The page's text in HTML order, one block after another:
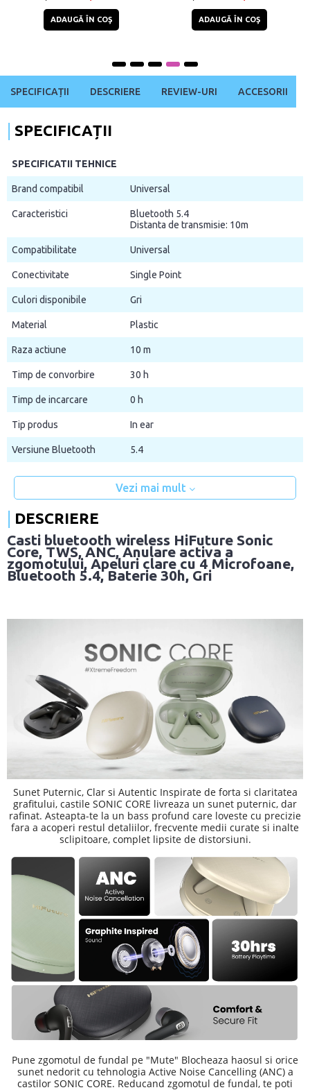
ADAUGĂ ÎN COŞ ADAUGĂ ÎN COŞ
SPECIFICAȚII DESCRIERE REVIEW-URI ACCESORII
SPECIFICAȚII
SPECIFICATII TEHNICE
Brand compatibil Universal
Caracteristici
Bluetooth 5.4
Distanta de transmisie: 10m
Compatibilitate Universal
Conectivitate Single Point
Culori disponibile Gri
Material Plastic
Raza actiune 10 m
Timp de convorbire 30 h
Timp de incarcare 0 h
Tip produs In ear
Versiune Bluetooth 5.4
Vezi mai mult
DESCRIERE
Casti bluetooth wireless HiFuture Sonic
Core, TWS, ANC, Anulare activa a
zgomotului, Apeluri clare cu 4 Microfoane,
Bluetooth 5.4, Baterie 30h, Gri
Sunet Puternic, Clar si Autentic Inspirate de forta si claritatea
grafitului, castile SONIC CORE livreaza un sunet puternic, dar
rafinat. Asteapta-te la un bass profund care loveste cu precizie
fara a acoperi restul detaliilor, frecvente medii curate si inalte
sclipitoare, complet lipsite de distorsiuni.
Pune zgomotul de fundal pe "Mute" Blocheaza haosul si orice
sunet nedorit cu tehnologia Active Noise Cancelling (ANC) a
castilor SONIC CORE. Reducand zgomotul de fundal, te poti